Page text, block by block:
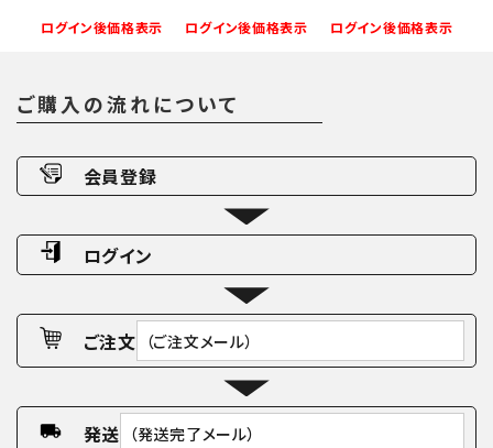
ログイン後価格表示 ログイン後価格表示 ログイン後価格表示
ご購入の流れについて
会員登録
ログイン
ご注文 （ご注文メール）
発送 （発送完了メール）